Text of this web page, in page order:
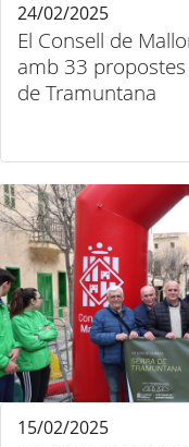
El Consell de
amb 33
de Tramuntana
24/02/2025
15/02/2025